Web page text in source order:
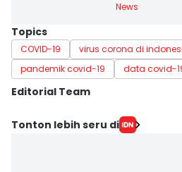
News
Topics
COVID-19 virus corona di
pandemik covid-19
data covid-
Editorial Team
Editor
Tonton lebih seru di